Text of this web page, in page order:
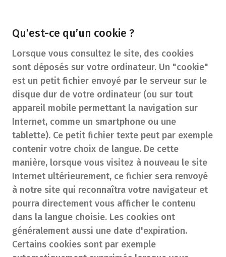
Qu’est-ce qu’un cookie ?
Lorsque vous consultez le site, des cookies
sont déposés sur votre ordinateur. Un "cookie"
est un petit fichier envoyé par le serveur sur le
disque dur de votre ordinateur (ou sur tout
appareil mobile permettant la navigation sur
Internet, comme un smartphone ou une
tablette). Ce petit fichier texte peut par exemple
contenir votre choix de langue. De cette
manière, lorsque vous visitez à nouveau le site
Internet ultérieurement, ce fichier sera renvoyé
à notre site qui reconnaîtra votre navigateur et
pourra directement vous afficher le contenu
dans la langue choisie. Les cookies ont
généralement aussi une date d'expiration.
Certains cookies sont par exemple